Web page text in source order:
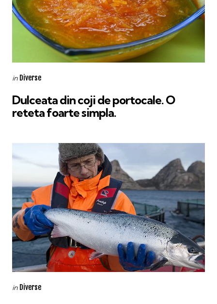
Categories
Posted
in Diverse
Dulceata din coji de portocale. O
reteta foarte simpla.
Categories
Posted
in Diverse